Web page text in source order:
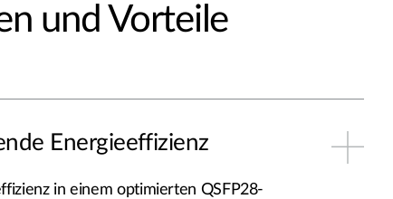
und Vorteile
Energieeffizienz
in einem optimierten QSFP28-